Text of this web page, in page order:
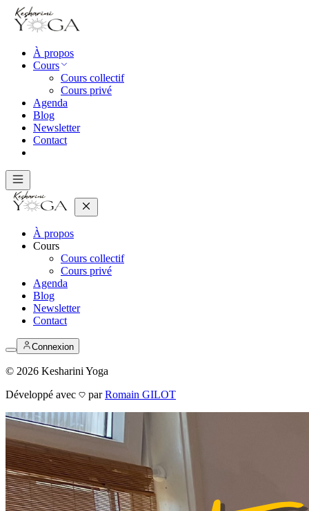
À propos
Cours
Cours collectif
Cours privé
Agenda
Blog
Newsletter
Contact
À propos
Cours
Cours collectif
Cours privé
Agenda
Blog
Newsletter
Contact
Connexion
© 2026 Kesharini Yoga
Développé avec
par Romain GILOT